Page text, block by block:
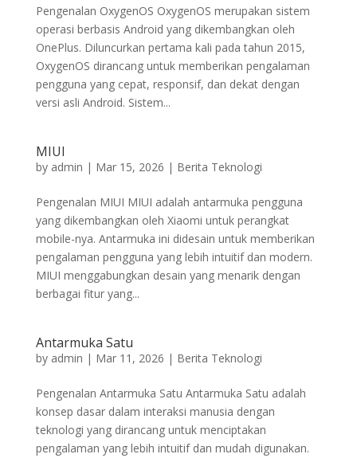
Pengenalan OxygenOS OxygenOS merupakan sistem
operasi berbasis Android yang dikembangkan oleh
OnePlus. Diluncurkan pertama kali pada tahun 2015,
OxygenOS dirancang untuk memberikan pengalaman
pengguna yang cepat, responsif, dan dekat dengan
versi asli Android. Sistem...
MIUI
by admin | Mar 15, 2026 | Berita Teknologi
Pengenalan MIUI MIUI adalah antarmuka pengguna
yang dikembangkan oleh Xiaomi untuk perangkat
mobile-nya. Antarmuka ini didesain untuk memberikan
pengalaman pengguna yang lebih intuitif dan modern.
MIUI menggabungkan desain yang menarik dengan
berbagai fitur yang...
Antarmuka Satu
by admin | Mar 11, 2026 | Berita Teknologi
Pengenalan Antarmuka Satu Antarmuka Satu adalah
konsep dasar dalam interaksi manusia dengan
teknologi yang dirancang untuk menciptakan
pengalaman yang lebih intuitif dan mudah digunakan.